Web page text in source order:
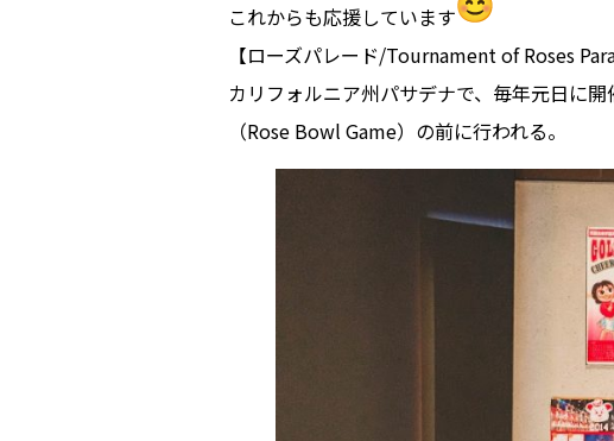
これからも応援しています
【ローズパレード/Tournament of Roses
カリフォルニア州パサデナで、毎年元日に
（Rose Bowl Game）の前に行われる。